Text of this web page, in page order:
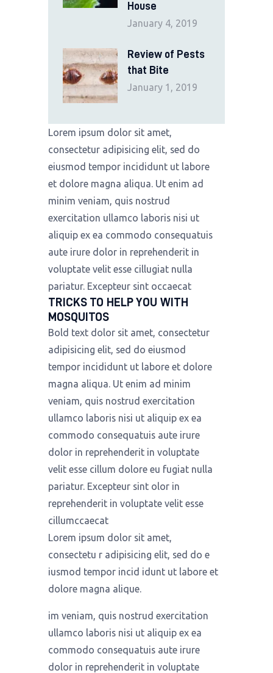
House
January 4, 2019
Review of Pests
that Bite
January 1, 2019
Lorem ipsum dolor sit amet,
consectetur adipisicing elit, sed do
eiusmod tempor incididunt ut labore
et dolore magna aliqua. Ut enim ad
minim veniam, quis nostrud
exercitation ullamco laboris nisi ut
aliquip ex ea commodo consequatuis
aute irure dolor in reprehenderit in
voluptate velit esse cillugiat nulla
pariatur. Excepteur sint occaecat
TRICKS TO HELP YOU WITH
MOSQUITOS
Bold text dolor sit amet, consectetur
adipisicing elit, sed do eiusmod
tempor incididunt ut labore et dolore
magna aliqua. Ut enim ad minim
veniam, quis nostrud exercitation
ullamco laboris nisi ut aliquip ex ea
commodo consequatuis aute irure
dolor in reprehenderit in voluptate
velit esse cillum dolore eu fugiat nulla
pariatur. Excepteur sint olor in
reprehenderit in voluptate velit esse
cillumccaecat
Lorem ipsum dolor sit amet,
consectetu r adipisicing elit, sed do e
iusmod tempor incid idunt ut labore et
dolore magna alique.
im veniam, quis nostrud exercitation
ullamco laboris nisi ut aliquip ex ea
commodo consequatuis aute irure
dolor in reprehenderit in voluptate